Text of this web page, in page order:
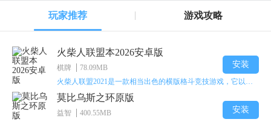
玩家推荐 游戏攻略
火柴人联盟本2026安卓版
棋牌
78.09MB
安装
莫比乌斯之环原版
益智
400.55MB
安装